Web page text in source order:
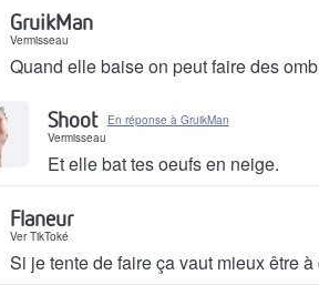
GruikMan
Vermisseau
Quand elle baise on peut faire des
Shoot
En réponse à GruikMan
Vermisseau
Et elle bat tes oeufs en neige.
Flaneur
Ver TikToké
Si je tente de faire ça vaut mieux être